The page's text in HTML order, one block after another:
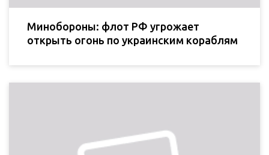
Минобороны: флот РФ угрожает
открыть огонь по украинским кораблям